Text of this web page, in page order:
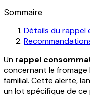
Sommaire
Détails du
Un rappel
concernant le fromage
familial. Cette alerte,
un lot spécifique de